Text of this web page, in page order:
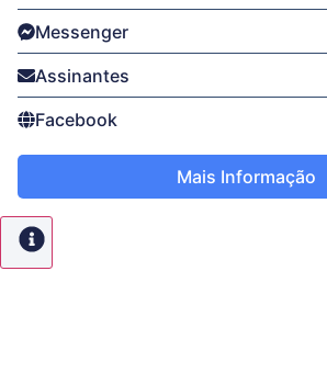
Messenger
Assinantes
Facebook
Mais Informação